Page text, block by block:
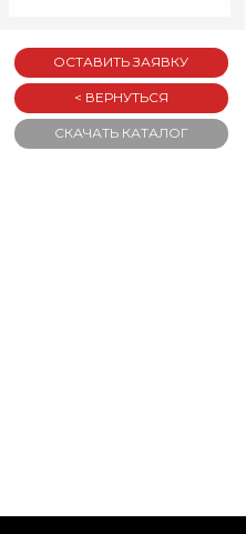
< ВЕРНУТЬСЯ
ОСТАВИТЬ ЗАЯВКУ
СКАЧАТЬ КАТАЛОГ